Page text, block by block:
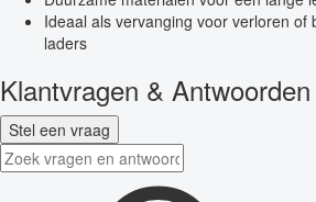
Ideaal als vervanging voor verloren of
laders
Klantvragen & Antwoorden
Stel een vraag